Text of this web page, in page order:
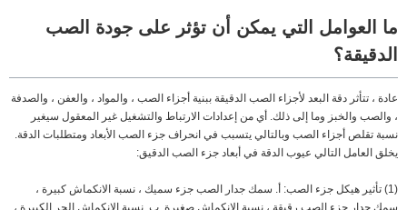
ما العوامل التي يمكن أن تؤثر على جودة الصب
الدقيقة؟
عادة ، تتأثر دقة البعد لأجزاء الصب الدقيقة ببنية أجزاء الصب ، والمواد ، والعفن ، والصدفة
، والصب والخبز وما إلى ذلك. أي من إعدادات الارتباط والتشغيل غير المعقول سيغير
نسبة تقلص أجزاء الصب وبالتالي يتسبب في انحراف جزء الصب الأبعاد ومتطلبات الدقة.
يخلق العامل التالي عيوب الدقة في أبعاد جزء الصب الدقيق:
(1) تأثير هيكل جزء الصب: أ. سمك جدار الصب جزء سميك ، نسبة الانكماش كبيرة ،
سمك جدار جزء الصب رقيقة ، نسبة الانكماش صغيرة. ب. نسبة الانكماش الحر الكبيرة ،